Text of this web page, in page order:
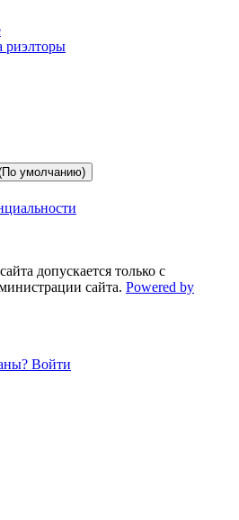
риэлторы
умолчанию)
допускается только с
сайта. Powered by
Войти